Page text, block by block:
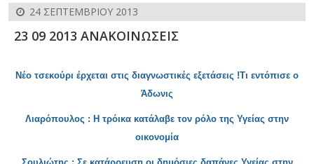
24 ΣΕΠΤΕΜΒΡΊΟΥ 2013
23 09 2013 ΑΝΑΚΟΙΝΩΣΕΙΣ
Νέο τσεκούρι έρχεται στις διαγνωστικές εξετάσεις !Τι εντόπισε ο
Άδωνις
Λιαρόπουλος : Η τρόικα κατάλαβε τον ρόλο της Υγείας στην
οικονομία